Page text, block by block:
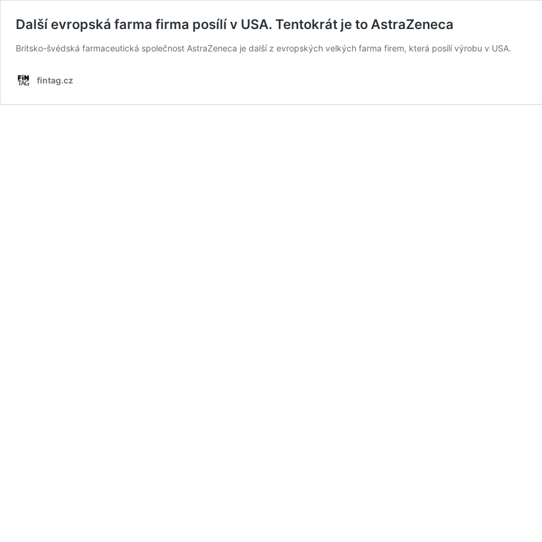
Další evropská farma firma posílí v USA. Tentokrát je to AstraZeneca
Britsko-švédská farmaceutická společnost AstraZeneca je další z evropských velkých farma firem, která posílí výrobu v USA.
fintag.cz